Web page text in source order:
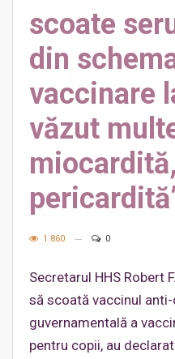
scoate
din
vaccinare
văzut
miocardită,
1.860 0
Secretarul HHS Robert
să scoată vaccinul
guvernamentală a
pentru copii, au